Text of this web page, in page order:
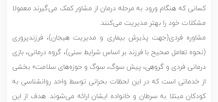
کسانی که هنگام ورود به مرحله درمان از مشاور کمک می‌گیرند معمولا
مشکلات خود را بهتر مدیریت می‌کنند.
مشاوره فردی(جهت پذیرش بیماری و مدیریت هیجان)، فرزندپروری
(نحوه تعامل صحیح با فرزند بر اساس شرایط سنی)، گروه درمانی، بازی
درمانی فردی و گروهی، پیش سوگ، سوگ و حوزه‌های سلامت» بخشی
از خدماتی است که در این لحظات بحرانی توسط واحد روانشناسی به
کودکان مبتلا به سرطان و خانواده ایشان ارائه می‌شوند. هدف از این